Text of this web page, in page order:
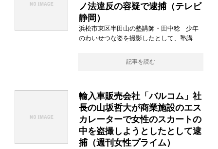
ノ法違反の容疑で逮捕（テレビ
静岡）
浜松市東区半田山の塾講師・田中稔 少年
のわいせつな姿を撮影したとして、塾講
記事を読む
輸入車販売会社「バルコム」社
長の山坂哲大が商業施設のエス
カレーターで女性のスカートの
中を盗撮しようとしたとして逮
捕（週刊女性プライム）